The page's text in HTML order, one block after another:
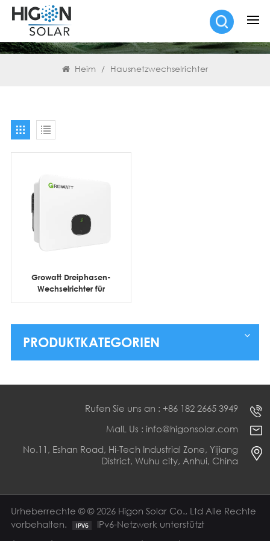
Heim / Hausnetzwechselrichter
Growatt Dreiphasen-
Wechselrichter für
kW, 10 kW, 15 kW) für
PRODUKTKATEGORIEN
Rufen Sie uns an : +86 182 2665 3949
MaIL Us : info@higonsolar.com
No.11, Eshan Road, Hi-Tech Industrial Zone, Yijiang
District, Wuhu city, Anhui, China
Urheberrechte © © 2026 Higon Solar Co., Ltd Alle Rechte
vorbehalten.
IPv6-Netzwerk unterstützt